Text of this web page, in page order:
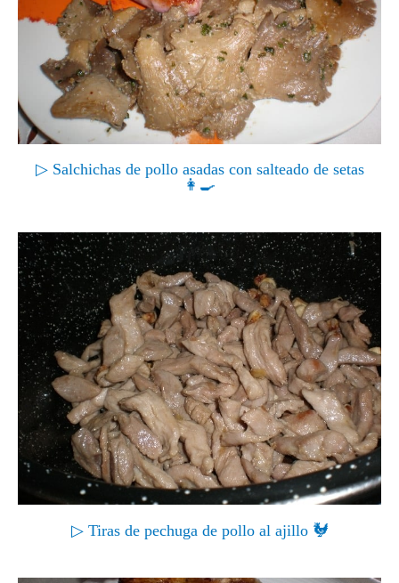
▷ Salchichas de pollo asadas con salteado de setas
👩‍🍳
▷ Tiras de pechuga de pollo al ajillo 🐓